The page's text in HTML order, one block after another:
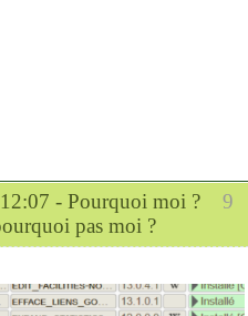
9
- Pourquoi moi ?
pas moi ?